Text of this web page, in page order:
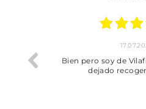
trobat
Bien pero soy de
dejado